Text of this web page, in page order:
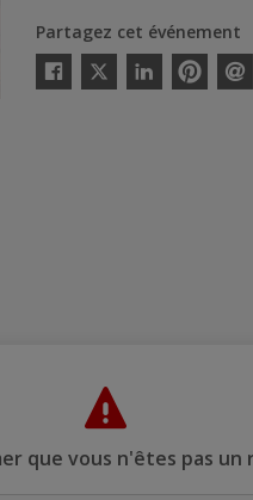
Partagez cet événement
Facebook
Twitter
LinkedinPinterestEnvoyer
que vous n'êtes pas un